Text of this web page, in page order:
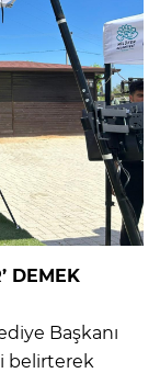
DEMEK
Başkanı
belirterek